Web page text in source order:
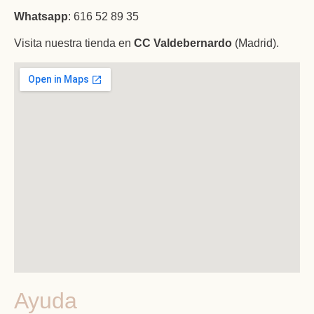
Whatsapp: 616 52 89 35
Visita nuestra tienda en CC Valdebernardo (Madrid).
Ayuda